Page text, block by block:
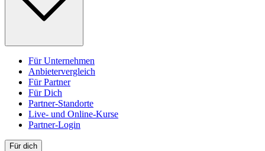
Für Unternehmen
Anbietervergleich
Für Partner
Für Dich
Partner-Standorte
Live- und Online-Kurse
Partner-Login
Für dich